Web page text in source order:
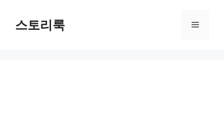
content스토리룩 Menu